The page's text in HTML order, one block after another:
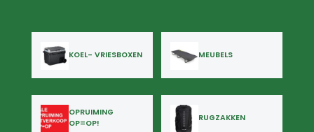
KOEL- VRIESBOXEN MEUBELS
OPRUIMING
OP=OP!
RUGZAKKEN